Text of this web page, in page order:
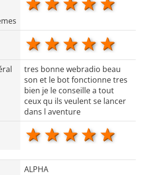
4
3 stars
2 stars
1 star
tres bonne webradio beau
son et le bot fonctionne tres
bien je le conseille a tout
ceux qu ils veulent se lancer
dans l aventure
4
3 stars
2 stars
1 star
ALPHA